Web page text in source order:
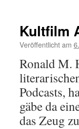
Kultfilm
Veröffentlicht am
Ronald M.
Podcasts,
gäbe da
das Zeug